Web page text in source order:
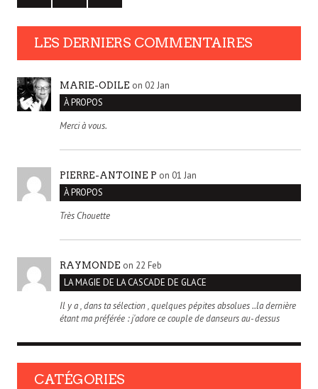
LES DERNIERS COMMENTAIRES
MARIE-ODILE on 02 Jan
À PROPOS
Merci à vous.
PIERRE-ANTOINE P on 01 Jan
À PROPOS
Très Chouette
RAYMONDE on 22 Feb
LA MAGIE DE LA CASCADE DE GLACE
Il y a , dans ta sélection , quelques pépites absolues ..la dernière
étant ma préférée : j'adore ce couple de danseurs au- dessus
CATÉGORIES